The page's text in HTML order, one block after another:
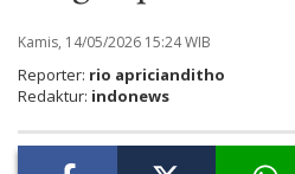
Kamis, 14/05/2026 15:24 WIB
Reporter: rio apricianditho
Redaktur: indonews